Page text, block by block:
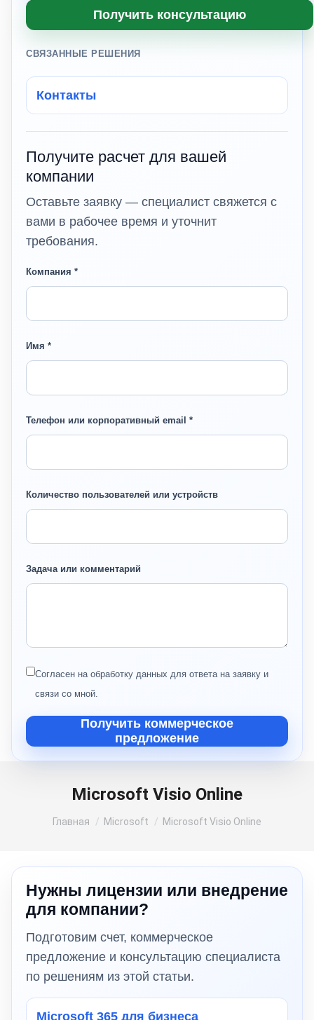
Microsoft Visio Online
Вы здесь:
Главная Microsoft Microsoft Visio Online
Получить консультацию
СВЯЗАННЫЕ РЕШЕНИЯ
Контакты
Получите расчет для вашей
компании
Оставьте заявку — специалист свяжется с
вами в рабочее время и уточнит
требования.
Компания *
Имя *
Телефон или корпоративный email *
Количество пользователей или устройств
Задача или комментарий
Согласен на обработку данных для ответа на заявку и
связи со мной.
Получить коммерческое
предложение
Нужны лицензии или внедрение
для компании?
Подготовим счет, коммерческое
предложение и консультацию специалиста
по решениям из этой статьи.
Microsoft 365 для бизнеса